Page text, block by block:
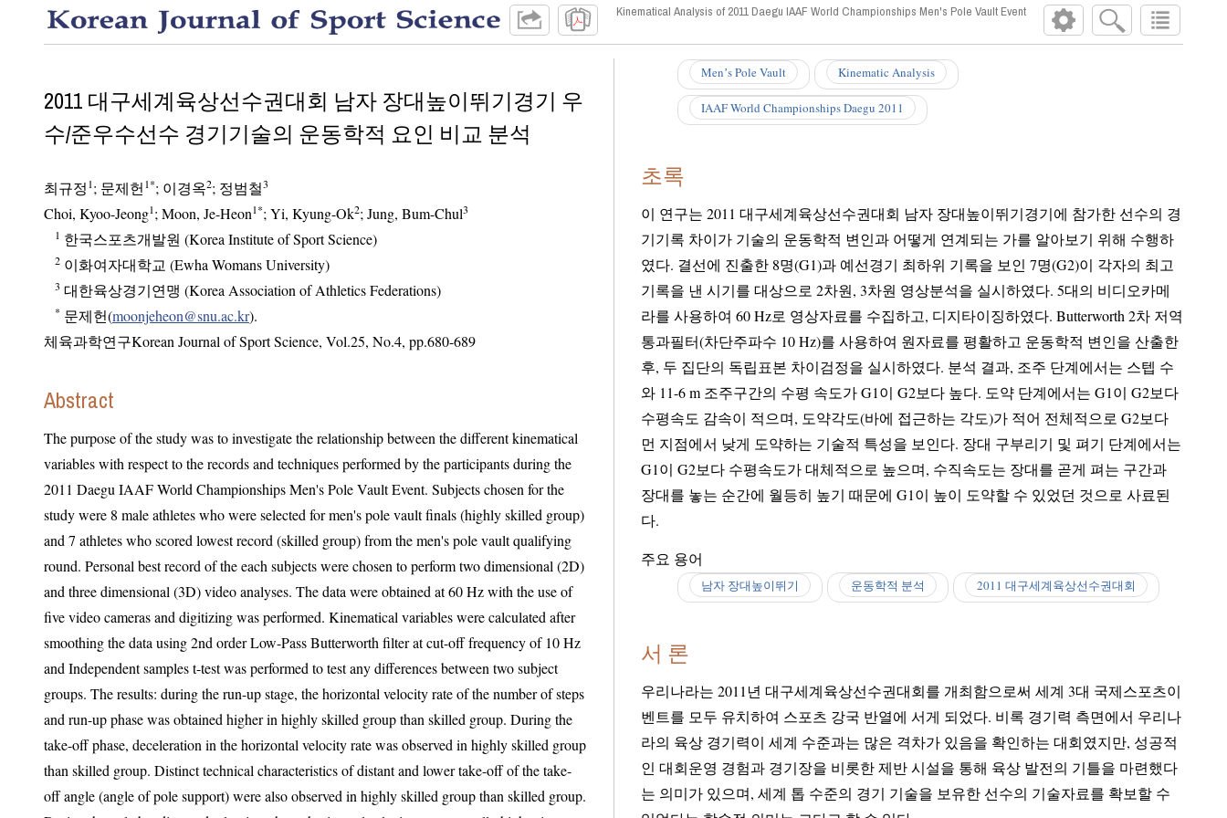
Kinematical Analysis of 2011 Daegu IAAF World Championships Men's Pole Vault Event
2011 대구세계육상선수권대회 남자 장대높이뛰기경기 우
수/준우수선수 경기기술의 운동학적 요인 비교 분석
최규정 1; 문제헌 1*; 이경옥2; 정범철3
Choi, Kyoo-Jeong1 ; Moon, Je-Heon1* ; Yi, Kyung-Ok2 ; Jung, Bum-Chul3
1 한국스포츠개발원 (Korea Institute of Sport Science)
2 이화여자대학교 (Ewha Womans University)
3 대한육상경기연맹 (Korea Association of Athletics Federations)
* 문제헌(moonjeheon@snu.ac.kr).
체육과학연구Korean Journal of Sport Science, Vol.25, No.4, pp.680-689
Abstract
The purpose of the study was to investigate the relationship between the different kinematical
variables with respect to the records and techniques performed by the participants during the
2011 Daegu IAAF World Championships Men's Pole Vault Event. Subjects chosen for the
study were 8 male athletes who were selected for men's pole vault finals (highly skilled group)
and 7 athletes who scored lowest record (skilled group) from the men's pole vault qualifying
round. Personal best record of the each subjects were chosen to perform two dimensional (2D)
and three dimensional (3D) video analyses. The data were obtained at 60 Hz with the use of
five video cameras and digitizing was performed. Kinematical variables were calculated after
smoothing the data using 2nd order Low-Pass Butterworth filter at cut-off frequency of 10 Hz
and Independent samples t-test was performed to test any differences between two subject
groups. The results: during the run-up stage, the horizontal velocity rate of the number of steps
and run-up phase was obtained higher in highly skilled group than skilled group. During the
take-off phase, deceleration in the horizontal velocity rate was observed in highly skilled group
than skilled group. Distinct technical characteristics of distant and lower take-off of the take-
off angle (angle of pole support) were also observed in highly skilled group than skilled group.
Menʼs Pole Vault Kinematic Analysis
IAAF World Championships Daegu 2011
초록
이 연구는 2011 대구세계육상선수권대회 남자 장대높이뛰기경기에 참가한 선수의 경
기기록 차이가 기술의 운동학적 변인과 어떻게 연계되는 가를 알아보기 위해 수행하
였다. 결선에 진출한 8명(G1)과 예선경기 최하위 기록을 보인 7명(G2)이 각자의 최고
기록을 낸 시기를 대상으로 2차원, 3차원 영상분석을 실시하였다. 5대의 비디오카메
라를 사용하여 60 Hz로 영상자료를 수집하고, 디지타이징하였다. Butterworth 2차 저역
통과필터(차단주파수 10 Hz)를 사용하여 원자료를 평활하고 운동학적 변인을 산출한
후, 두 집단의 독립표본 차이검정을 실시하였다. 분석 결과, 조주 단계에서는 스텝 수
와 11-6 m 조주구간의 수평 속도가 G1이 G2보다 높다. 도약 단계에서는 G1이 G2보다
수평속도 감속이 적으며, 도약각도(바에 접근하는 각도)가 적어 전체적으로 G2보다
먼 지점에서 낮게 도약하는 기술적 특성을 보인다. 장대 구부리기 및 펴기 단계에서는
G1이 G2보다 수평속도가 대체적으로 높으며, 수직속도는 장대를 곧게 펴는 구간과
장대를 놓는 순간에 월등히 높기 때문에 G1이 높이 도약할 수 있었던 것으로 사료된
다.
주요 용어
남자 장대높이뛰기 운동학적 분석 2011 대구세계육상선수권대회
서 론
우리나라는 2011년 대구세계육상선수권대회를 개최함으로써 세계 3대 국제스포츠이
벤트를 모두 유치하여 스포츠 강국 반열에 서게 되었다. 비록 경기력 측면에서 우리나
라의 육상 경기력이 세계 수준과는 많은 격차가 있음을 확인하는 대회였지만, 성공적
인 대회운영 경험과 경기장을 비롯한 제반 시설을 통해 육상 발전의 기틀을 마련했다
는 의미가 있으며, 세계 톱 수준의 경기 기술을 보유한 선수의 기술자료를 확보할 수